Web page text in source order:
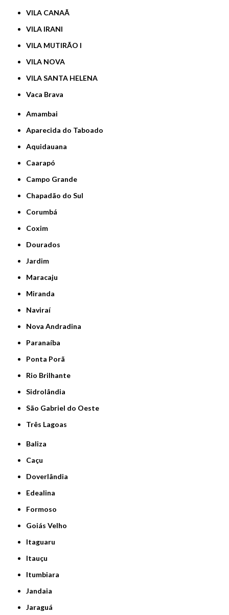
VILA CANAÃ
VILA IRANI
VILA MUTIRÃO I
VILA NOVA
VILA SANTA HELENA
Vaca Brava
Amambai
Aparecida do Taboado
Aquidauana
Caarapó
Campo Grande
Chapadão do Sul
Corumbá
Coxim
Dourados
Jardim
Maracaju
Miranda
Naviraí
Nova Andradina
Paranaíba
Ponta Porã
Rio Brilhante
Sidrolândia
São Gabriel do Oeste
Três Lagoas
Baliza
Caçu
Doverlândia
Edealina
Formoso
Goiás Velho
Itaguaru
Itauçu
Itumbiara
Jandaia
Jaraguá